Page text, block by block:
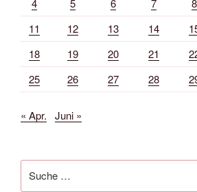
11
12 13 14
18
19 20 21
25
26 27 28
« Apr. Juni »
nach: